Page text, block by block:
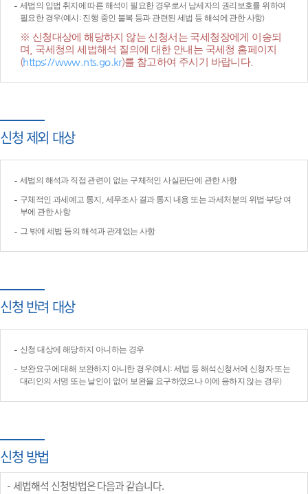
세법의 입법 취지에 따른 해석이 필요한 경우로서 납세자의 권리보호를 위하여
필요한 경우(예시: 진행 중인 불복 등과 관련된 세법 등 해석에 관한 사항)
※ 신청대상에 해당하지 않는 신청서는 국세청장에게 이송되
며, 국세청의 세법해석 질의에 대한 안내는 국세청 홈페이지
(https://www.nts.go.kr)를 참고하여 주시기 바랍니다.
신청 제외 대상
세법의 해석과 직접 관련이 없는 구체적인 사실판단에 관한 사항
구체적인 과세예고 통지, 세무조사 결과 통지 내용 또는 과세처분의 위법·부당 여
부에 관한 사항
그 밖에 세법 등의 해석과 관계없는 사항
신청 반려 대상
신청 대상에 해당하지 아니하는 경우
보완요구에 대해 보완하지 아니한 경우(예시: 세법 등 해석신청서에 신청자 또는
대리인의 서명 또는 날인이 없어 보완을 요구하였으나 이에 응하지 않는 경우)
신청 방법
세법해석 신청방법은 다음과 같습니다.